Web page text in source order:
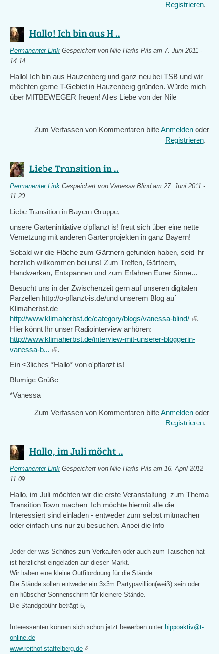
Registrieren.
Hallo! Ich bin aus H ..
Permanenter Link Gespeichert von Nile Harlis Pils am 7. Juni 2011 -
14:14
Hallo! Ich bin aus Hauzenberg und ganz neu bei TSB und wir
möchten gerne T-Gebiet in Hauzenberg gründen. Würde mich
über MITBEWEGER freuen! Alles Liebe von der Nile
Zum Verfassen von Kommentaren bitteAnmelden oder
Registrieren.
Liebe Transition in ..
Permanenter Link Gespeichert von Vanessa Blindam 27. Juni 2011 -
11:20
Liebe Transition in Bayern Gruppe,
unsere Garteninitiative o'pflanzt is! freut sich über eine nette
Vernetzung mit anderen Gartenprojekten in ganz Bayern!
Sobald wir die Fläche zum Gärtnern gefunden haben, seid Ihr
herzlich willkommen bei uns! Zum Treffen, Gärtnern,
Handwerken, Entspannen und zum Erfahren Eurer Sinne...
Besucht uns in der Zwischenzeit gern auf unseren digitalen
Parzellen http://o-pflanzt-is.de/und unserem Blog auf
Klimaherbst.de
http://www.klimaherbst.de/category/blogs/vanessa-blind/ (link
external)
.
Hier könnt Ihr unser Radiointerview anhören:
http://www.klimaherbst.de/interview-mit-unserer-bloggerin-
vanessa-b... (link
external)
.
Ein <3liches *Hallo* von o'pflanzt is!
Blumige Grüße
*Vanessa
Zum Verfassen von Kommentaren bitteAnmelden oder
Registrieren.
Hallo, im Juli möcht ..
Permanenter Link Gespeichert von Nile Harlis Pils am 16. April 2012 -
11:09
Hallo, im Juli möchten wir die erste Veranstaltung zum Thema
Transition Town machen. Ich möchte hiermit alle die
Interessiert sind einladen - entweder zum selbst mitmachen
oder einfach uns nur zu besuchen. Anbei die Info
Jeder der was Schönes zum Verkaufen oder auch zum Tauschen hat
ist herzlichst eingeladen auf diesen Markt.
Wir haben eine kleine Outfitordnung für die Stände:
Die Stände sollen entweder ein 3x3m Partypavillion(weiß) sein oder
ein hübscher Sonnenschirm für kleinere Stände.
Die Standgebühr beträgt 5,-
Interessenten können sich schon jetzt bewerben unter hippoaktiv@t-
online.de
www.reithof-staffelberg.de(link